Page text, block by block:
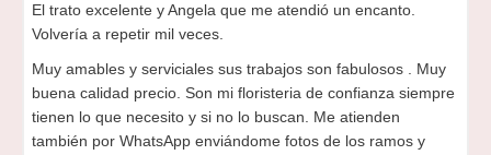
El trato excelente y Angela que me atendió un encanto.
Volvería a repetir mil veces.
Muy amables y serviciales sus trabajos son fabulosos . Muy
buena calidad precio. Son mi floristeria de confianza siempre
tienen lo que necesito y si no lo buscan. Me atienden
también por WhatsApp enviándome fotos de los ramos y